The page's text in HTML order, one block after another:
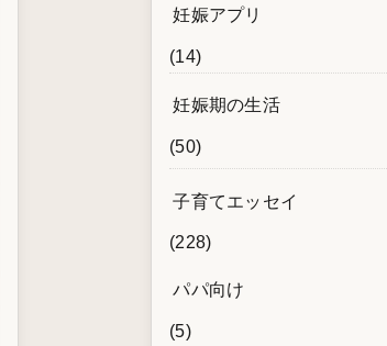
妊娠アプリ
(14)
妊娠期の生活
(50)
子育てエッセイ
(228)
パパ向け
(5)